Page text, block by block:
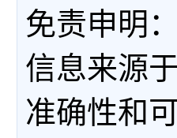
免责申明
信息来源
准确性和